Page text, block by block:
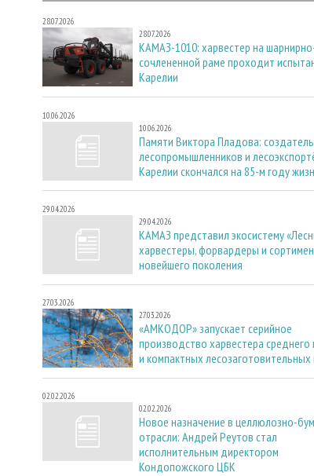
28.07.2026
28.07.2026
КАМАЗ-1010: харвестер на
сочлененной раме проходит
Карелии
10.06.2026
10.06.2026
Памяти Виктора Пладова:
лесопромышленников и
Карелии скончался на 85-м году
29.04.2026
29.04.2026
КАМАЗ представил экосистему
харвестеры, форвардеры и
новейшего поколения
27.03.2026
27.03.2026
«АМКОДОР» запускает серийное
производство харвестера среднего
и компактных
02.02.2026
02.02.2026
Новое назначение в целлюлозно-
отрасли: Андрей Реутов стал
исполнительным директором
Кондопожского ЦБК